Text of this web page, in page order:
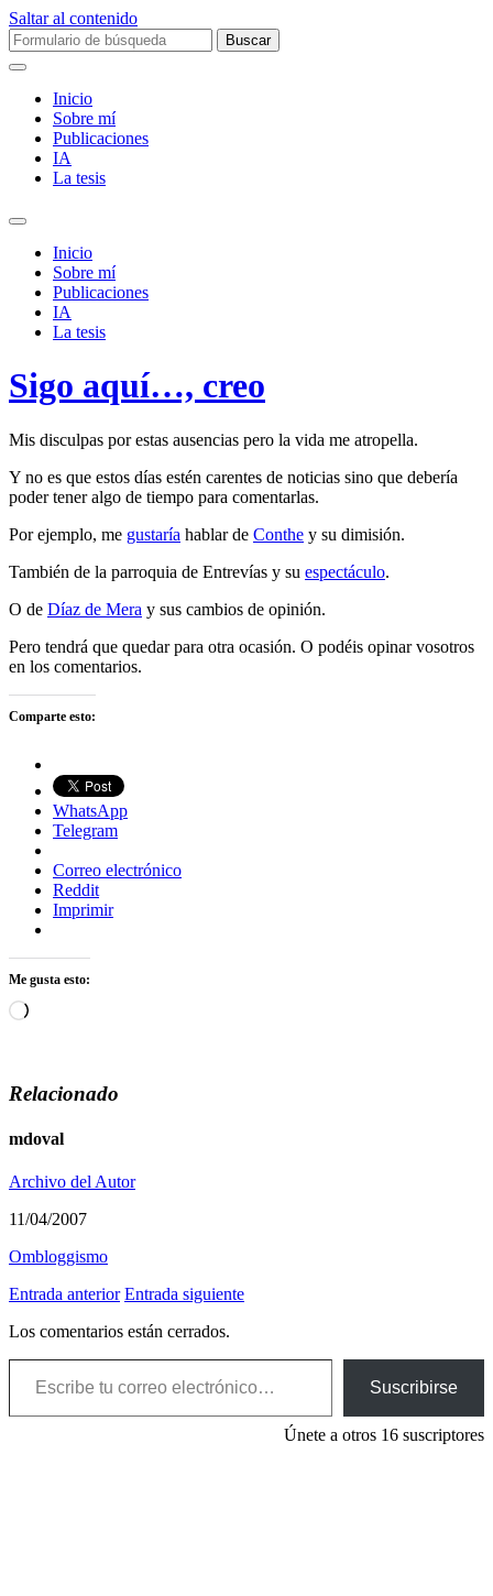
Saltar al contenido
Buscar:
Inicio
Sobre mí­
Publicaciones
IA
La tesis
Alternar
campo
búsqueda
Inicio
Sobre mí­
Publicaciones
IA
La tesis
Sigo aquí­…, creo
Mis disculpas por estas ausencias pero la vida me atropella.
Y no es que estos dí­as estén carentes de noticias sino que deberí­a
poder tener algo de tiempo para comentarlas.
Por ejemplo, me gustarí­a hablar de Conthe y su dimisión.
También de la parroquia de Entreví­as y su espectáculo.
O de Dí­az de Mera y sus cambios de opinión.
Pero tendrá que quedar para otra ocasión. O podéis opinar vosotros
en los comentarios.
Comparte esto:
WhatsApp
Telegram
Correo electrónico
Reddit
Imprimir
Me gusta esto:
Cargando...
Relacionado
mdoval
Archivo del Autor
11/04/2007
Ombloggismo
Entrada anterior Entrada siguiente
Los comentarios están cerrados.
Escribe tu correo electrónico…
Suscribirse
Únete a otros 16 suscriptores